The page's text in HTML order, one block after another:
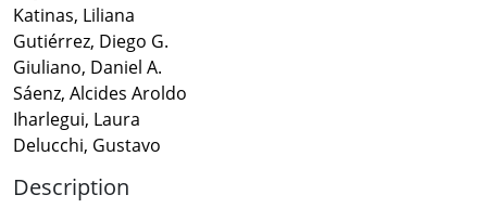
Katinas, Liliana
Gutiérrez, Diego G.
Giuliano, Daniel A.
Sáenz, Alcides Aroldo
Iharlegui, Laura
Delucchi, Gustavo
Description